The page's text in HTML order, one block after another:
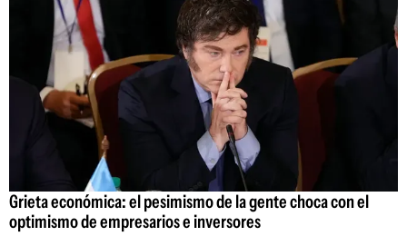
Grieta económica: el pesimismo de la gente choca con el
optimismo de empresarios e inversores